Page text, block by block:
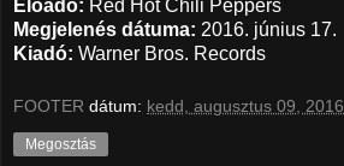
Előadó: Red Hot Chili Peppers
Megjelenés dátuma: 2016. június 17.
Kiadó: Warner Bros. Records
FOOTER dátum: kedd, augusztus 09, 2016
Megosztás